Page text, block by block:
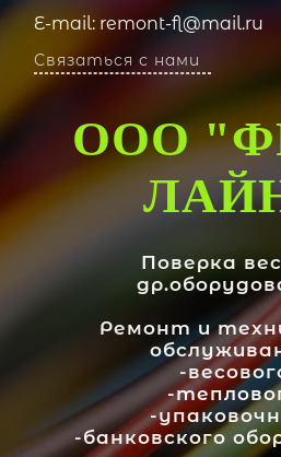
ООО
Поверка
Ремонт и
-
-
-
-банковского
E-mail: remont-fl@mail.ru
Связаться с нами